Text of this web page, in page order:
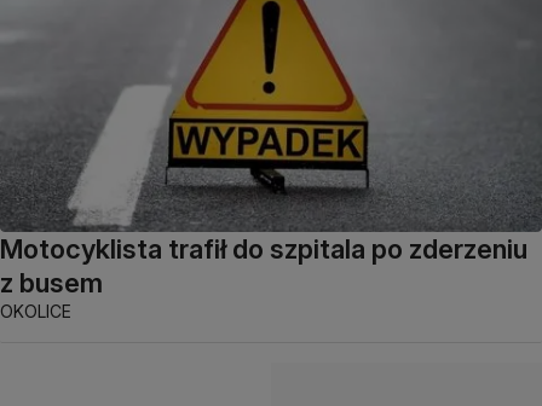
Motocyklista trafił do szpitala po zderzeniu
z busem
OKOLICE